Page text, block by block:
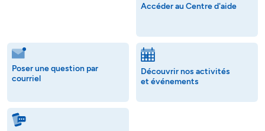
Accéder au Centre d'aide
Poser une question par
courriel
Découvrir nos activités
et événements